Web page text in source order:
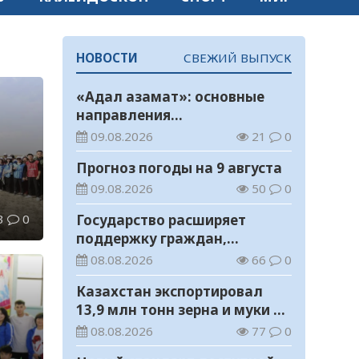
0
НОВОСТИ СВЕЖИЙ ВЫПУСК
«Адал азамат»: основные
направления
воспитательной работы в
новом учебном году
09.08.2026 21 0
Прогноз погоды на 9 августа
09.08.2026 50 0
Государство расширяет
поддержку граждан,
переезжающих в новые
регионы для работы
08.08.2026 66 0
Казахстан экспортировал
13,9 млн тонн зерна и муки в
зерновом эквиваленте
08.08.2026 77 0